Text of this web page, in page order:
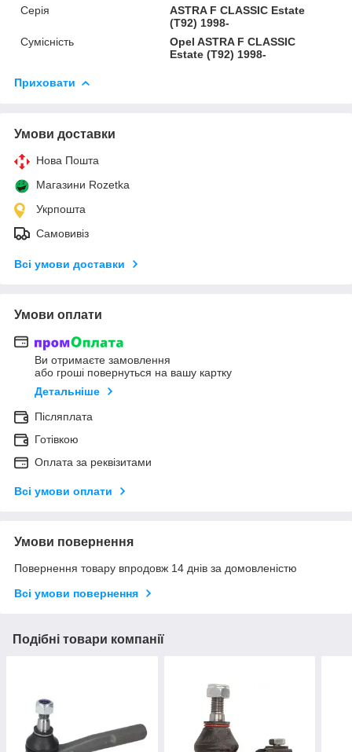
Серія
ASTRA F CLASSIC Estate
(T92) 1998-
Сумісність
Opel ASTRA F CLASSIC
Estate (T92) 1998-
Приховати
Умови доставки
Нова Пошта
Магазини Rozetka
Укрпошта
Самовивіз
Всі умови доставки
Умови оплати
Ви отримаєте замовлення
або гроші повернуться на вашу картку
Детальніше
Післяплата
Готівкою
Оплата за реквізитами
Всі умови оплати
Умови повернення
Повернення товару впродовж 14 днів за домовленістю
Всі умови повернення
Подібні товари компанії